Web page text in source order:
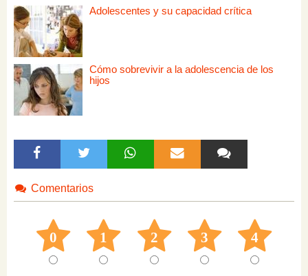
Adolescentes y su capacidad crítica
Cómo sobrevivir a la adolescencia de los
hijos
Comentarios
0 1 2 3 4